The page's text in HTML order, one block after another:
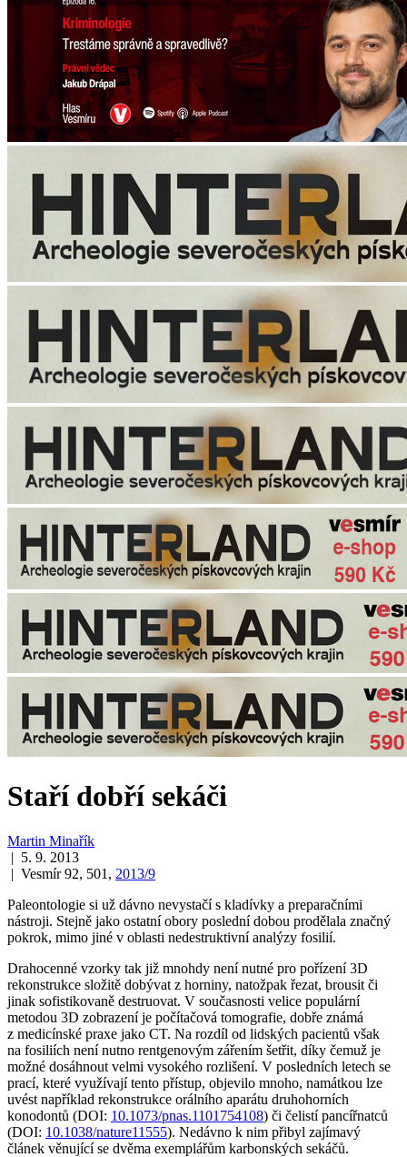
Staří dobří sekáči
Martin Minařík
| 5. 9. 2013
| Vesmír 92, 501, 2013/9
Paleontologie si už dávno nevystačí s kladívky a preparačními
nástroji. Stejně jako ostatní obory poslední dobou prodělala značný
pokrok, mimo jiné v oblasti nedestruktivní analýzy fosilií.
Drahocenné vzorky tak již mnohdy není nutné pro pořízení 3D
rekonstrukce složitě dobývat z horniny, natožpak řezat, brousit či
jinak sofistikovaně destruovat. V současnosti velice populární
metodou 3D zobrazení je počítačová tomografie, dobře známá
z medicínské praxe jako CT. Na rozdíl od lidských pacientů však
na fosiliích není nutno rentgenovým zářením šetřit, díky čemuž je
možné dosáhnout velmi vysokého rozlišení. V posledních letech se
prací, které využívají tento přístup, objevilo mnoho, namátkou lze
uvést například rekonstrukce orálního aparátu druhohorních
konodontů (DOI: 10.1073/pnas.1101754108) či čelistí pancířnatců
(DOI: 10.1038/nature11555). Nedávno k nim přibyl zajímavý
článek věnující se dvěma exemplářům karbonských sekáčů.